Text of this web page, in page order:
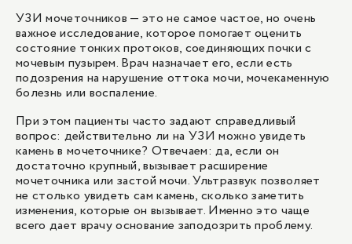
УЗИ мочеточников — это не самое частое, но очень
важное исследование, которое помогает оценить
состояние тонких протоков, соединяющих почки с
мочевым пузырем. Врач назначает его, если есть
подозрения на нарушение оттока мочи, мочекаменную
болезнь или воспаление.
При этом пациенты часто задают справедливый
вопрос: действительно ли на УЗИ можно увидеть
камень в мочеточнике? Отвечаем: да, если он
достаточно крупный, вызывает расширение
мочеточника или застой мочи. Ультразвук позволяет
не столько увидеть сам камень, сколько заметить
изменения, которые он вызывает. Именно это чаще
всего дает врачу основание заподозрить проблему.